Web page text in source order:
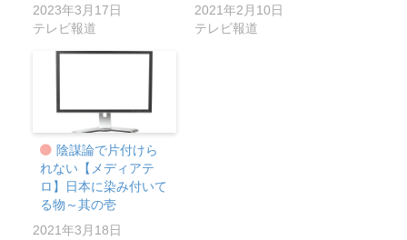
2023年3月17日
テレビ報道
2021年2月10日
テレビ報道
陰謀論で片付けら
れない【メディアテ
ロ】日本に染み付いて
る物～其の壱
2021年3月18日